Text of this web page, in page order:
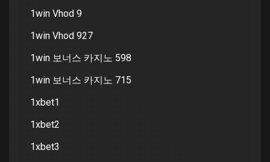
1win Vhod 9
1win Vhod 927
1win 보너스 카지노 598
1win 보너스 카지노 715
1xbet1
1xbet2
1xbet3